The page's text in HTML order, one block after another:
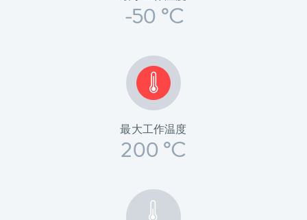
-50 °C
最大工作温度
200 °C